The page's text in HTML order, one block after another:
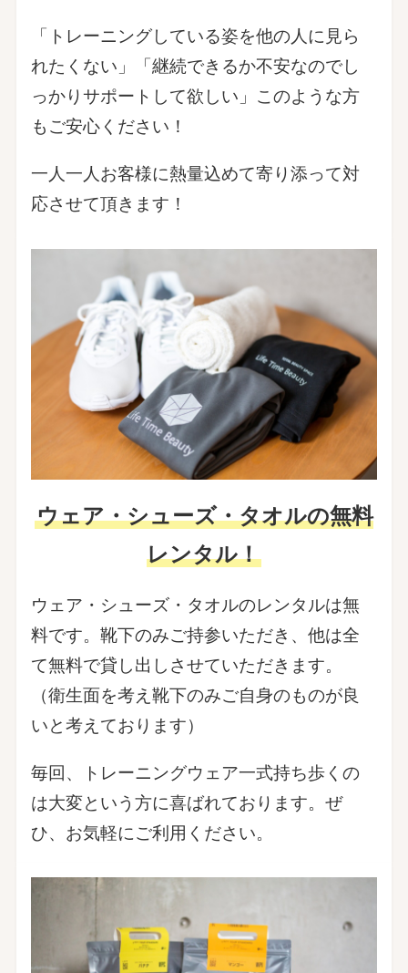
「トレーニングしている姿を他の人に見ら
れたくない」「継続できるか不安なのでし
っかりサポートして欲しい」このような方
もご安心ください！
一人一人お客様に熱量込めて寄り添って対
応させて頂きます！
ウェア・シューズ・タオルの無料
レンタル！
ウェア・シューズ・タオルのレンタルは無
料です。靴下のみご持参いただき、他は全
て無料で貸し出しさせていただきます。
（衛生面を考え靴下のみご自身のものが良
いと考えております）
毎回、トレーニングウェア一式持ち歩くの
は大変という方に喜ばれております。ぜ
ひ、お気軽にご利用ください。